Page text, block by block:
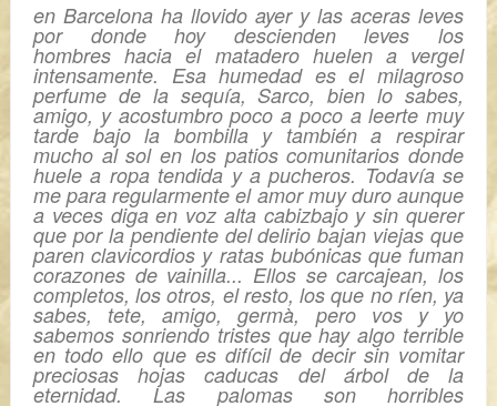
en Barcelona ha llovido ayer y las aceras leves
por donde hoy descienden leves los
hombres hacia el matadero huelen a vergel
intensamente. Esa humedad es el milagroso
perfume de la sequía, Sarco, bien lo sabes,
amigo, y acostumbro poco a poco a leerte muy
tarde bajo la bombilla y también a respirar
mucho al sol en los patios comunitarios donde
huele a ropa tendida y a pucheros. Todavía se
me para regularmente el amor muy duro aunque
a veces diga en voz alta cabizbajo y sin querer
que por la pendiente del delirio bajan viejas que
paren clavicordios y ratas bubónicas que fuman
corazones de vainilla... Ellos se carcajean, los
completos, los otros, el resto, los que no ríen, ya
sabes, tete, amigo, germà, pero vos y yo
sabemos sonriendo tristes que hay algo terrible
en todo ello que es difícil de decir sin vomitar
preciosas hojas caducas del árbol de la
eternidad. Las palomas son horribles